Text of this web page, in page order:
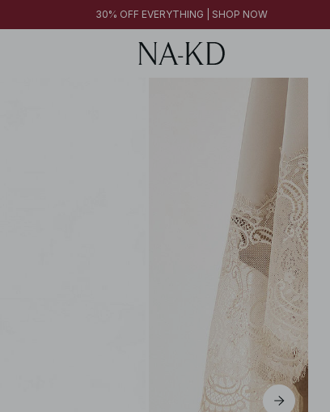
30% OFF EVERYTHING | SHOP NOW